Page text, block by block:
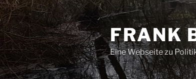
Zum
Inhalt
springen
FRANK
Eine Webseite zu